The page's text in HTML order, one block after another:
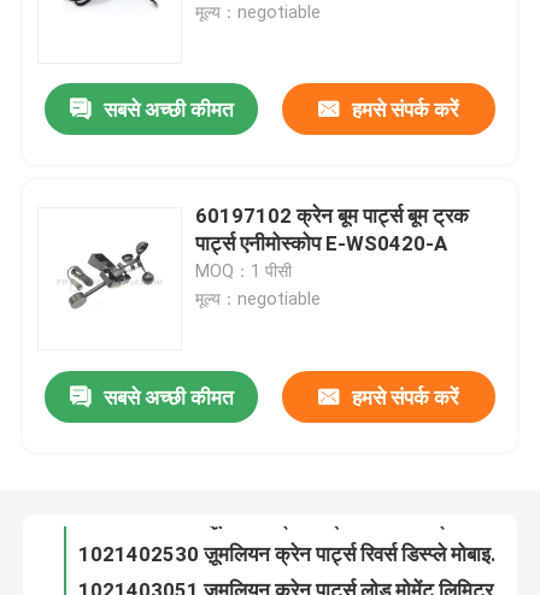
हमारे बारे में
गुणवत्ता नियंत्रण
मूल्य：negotiable
सबसे अच्छी कीमत हमसे संपर्क करें
60197102 क्रेन बूम पार्ट्स बूम ट्रक
पार्ट्स एनीमोस्कोप E-WS0420-A
MOQ：1 पीसी
मूल्य：negotiable
सबसे अच्छी कीमत हमसे संपर्क करें
1020702393 ज़ूमलियन क्रेन पार्ट्स कलेक्टिंग क्रेन रिंग IOS9001
1139800621 जूमलियन क्रेन पार्ट्स मूल क्रेन बूम लिमिट स्विच
6009274070 क्रेन इंजन पार्ट्स SANY Tci ट्रांसमिशन नियंत्रक